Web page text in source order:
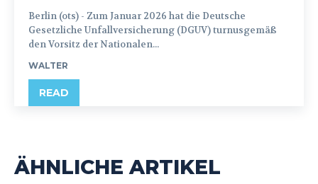
Berlin (ots) - Zum Januar 2026 hat die Deutsche
Gesetzliche Unfallversicherung (DGUV) turnusgemäß
den Vorsitz der Nationalen...
WALTER
READ
ÄHNLICHE ARTIKEL